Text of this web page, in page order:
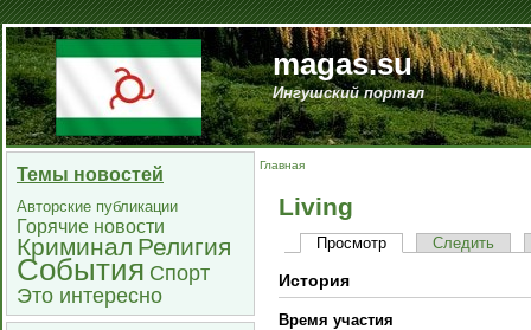
magas.su
Ингушский портал
Темы новостей
Авторские публикации
Горячие новости
Криминал Религия
События Спорт
Это интересно
Главная
Living
Просмотр Следить
История
Время участия